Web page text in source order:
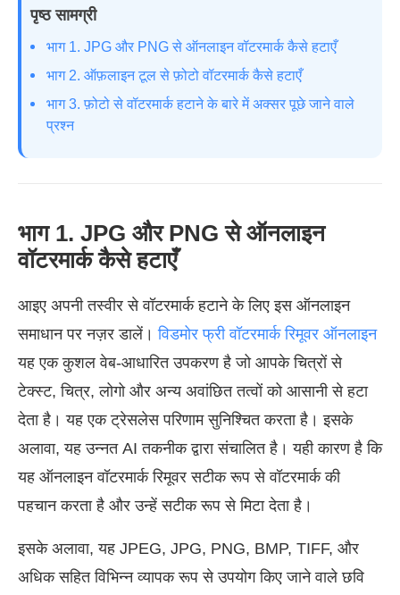
पृष्ठ सामग्री
भाग 1. JPG और PNG से ऑनलाइन वॉटरमार्क कैसे हटाएँ
भाग 2. ऑफ़लाइन टूल से फ़ोटो वॉटरमार्क कैसे हटाएँ
भाग 3. फ़ोटो से वॉटरमार्क हटाने के बारे में अक्सर पूछे जाने वाले
प्रश्न
भाग 1. JPG और PNG से ऑनलाइन
वॉटरमार्क कैसे हटाएँ
आइए अपनी तस्वीर से वॉटरमार्क हटाने के लिए इस ऑनलाइन
समाधान पर नज़र डालें।विडमोर फ्री वॉटरमार्क रिमूवर ऑनलाइन
यह एक कुशल वेब-आधारित उपकरण है जो आपके चित्रों से
टेक्स्ट, चित्र, लोगो और अन्य अवांछित तत्वों को आसानी से हटा
देता है। यह एक ट्रेसलेस परिणाम सुनिश्चित करता है। इसके
अलावा, यह उन्नत AI तकनीक द्वारा संचालित है। यही कारण है कि
यह ऑनलाइन वॉटरमार्क रिमूवर सटीक रूप से वॉटरमार्क की
पहचान करता है और उन्हें सटीक रूप से मिटा देता है।
इसके अलावा, यह JPEG, JPG, PNG, BMP, TIFF, और
अधिक सहित विभिन्न व्यापक रूप से उपयोग किए जाने वाले छवि